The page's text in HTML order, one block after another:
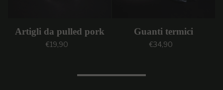
Artigli da pulled pork
Prezzo regolare
€19,90
Guanti termici
Prezzo regolare
€34,90